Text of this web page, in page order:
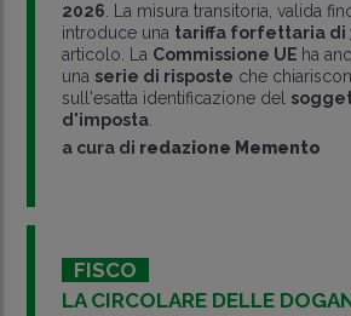
2026 . La misura transitoria, valida
introduce una tariffa forfettaria di
articolo. La Commissione UE ha
una serie di risposte che
sull'esatta identificazione del
d'imposta.
a cura di redazione Memento
FISCO
LA CIRCOLARE DELLE